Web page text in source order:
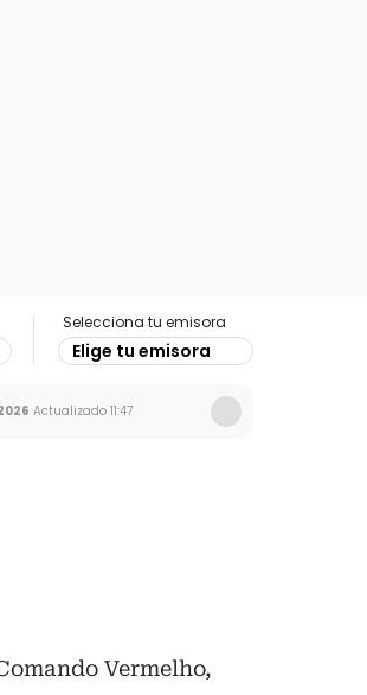
Selecciona tu emisora
Elige tu emisora
Actualizado 11:47
Vermelho,